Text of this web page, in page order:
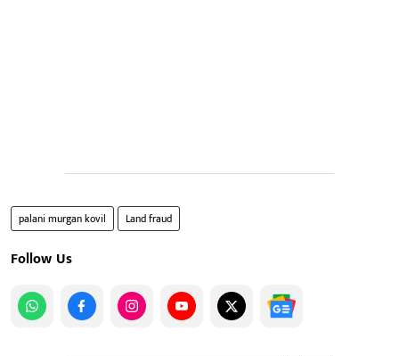
palani murgan kovil Land fraud
Follow Us